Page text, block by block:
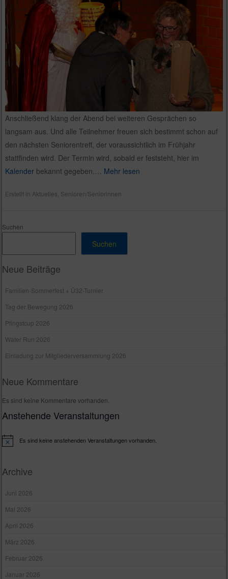
Anschließend klang der Abend bei weiteren Gesprächen so
langsam aus. Und alle Teilnehmer freuen sich bestimmt schon auf
den nächsten Seniorentreff, der voraussichtlich im Frühjahr
stattfinden wird. Der Termin wird, sobald er feststeht, hier im
Kalender bekannt gegeben.… Mehr lesen
Erstellt in Aktuelles Senioren/Seniorinnen
Suchen
Suchen
Neue Beiträge
Familien-Sommerfest + Ü32-Turnier
Tag der Bewegung 2026
Pfingstcup 2026
Water Run 2026
Einladung zur Mitgliederversammlung 2026
Neue Kommentare
Es sind keine Kommentare vorhanden.
Anstehende Veranstaltungen
H
e
Es sind keine anstehenden Veranstaltungen vorhanden.
Archive
Juni 2026
Mai 2026
April 2026
März 2026
Februar 2026
Januar 2026